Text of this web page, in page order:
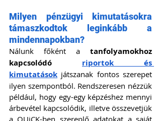
Milyen pénzügyi kimutatásokra
támaszkodtok leginkább a
mindennapokban?
Nálunk főként a tanfolyamokhoz
kapcsolódó riportok és
kimutatások játszanak fontos szerepet
ilyen szempontból. Rendszeresen nézzük
például, hogy egy-egy képzéshez mennyi
árbevétel kapcsolódik, illetve összevetjük